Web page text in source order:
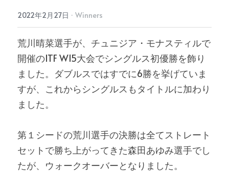
2022年2月27日 · Winners
荒川晴菜選手が、チュニジア・モナスティルで
開催のITF W15大会でシングルス初優勝を飾り
ました。ダブルスではすでに6勝を挙げていま
すが、これからシングルスもタイトルに加わり
ました。
第１シードの荒川選手の決勝は全てストレート
セットで勝ち上がってきた森田あゆみ選手でし
たが、ウォークオーバーとなりました。